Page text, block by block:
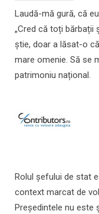
Laudă-mă gură, că
„Cred că toți bărbații
știe, doar a lăsat-o
mare omenie. Să se
patrimoniu național.
Rolul şefului de stat
context marcat de
Preşedintele nu este